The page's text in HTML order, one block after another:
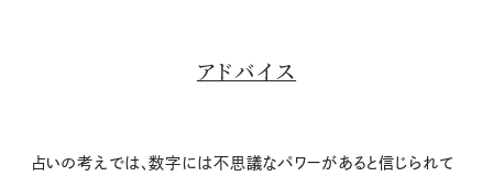
アドバイス
占いの考えでは、数字には不思議なパワーがあると信じられて